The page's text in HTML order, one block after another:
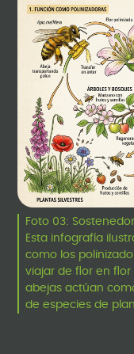
Foto 03:
Esta infografía
como los
viajar de flor en
abejas actúan
de especies de